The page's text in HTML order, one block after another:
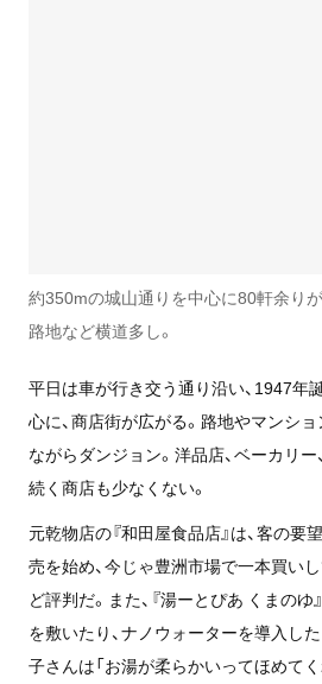
約350mの城山通りを中心に80軒余りが
路地など横道多し。
平日は車が行き交う通り沿い、1947年
心に、商店街が広がる。路地やマンシ
ながらダンジョン。洋品店、ベーカリー
続く商店も少なくない。
元乾物店の『和田屋食品店』は、客の要
売を始め、今じゃ豊洲市場で一本買い
ど評判だ。また、『湯ーとぴあ くまのゆ
を敷いたり、ナノウォーターを導入し
子さんは「お湯が柔らかいってほめてく